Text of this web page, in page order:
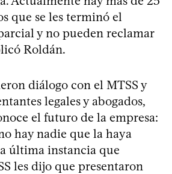
que se les terminó el
y no pueden reclamar
Roldán.
diálogo con el MTSS y
legales y abogados,
el futuro de la empresa:
hay nadie que la haya
última instancia que
les dijo que presentaron